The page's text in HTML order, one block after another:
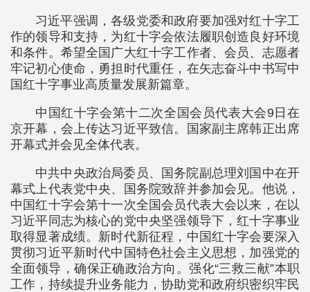
习近平强调，各级党委和政府要加强对红十字工
作的领导和支持，为红十字会依法履职创造良好环境
和条件。希望全国广大红十字工作者、会员、志愿者
牢记初心使命，勇担时代重任，在矢志奋斗中书写中
国红十字事业高质量发展新篇章。
中国红十字会第十二次全国会员代表大会9日在
京开幕，会上传达习近平致信。国家副主席韩正出席
开幕式并会见全体代表。
中共中央政治局委员、国务院副总理刘国中在开
幕式上代表党中央、国务院致辞并参加会见。他说，
中国红十字会第十一次全国会员代表大会以来，在以
习近平同志为核心的党中央坚强领导下，红十字事业
取得显著成绩。新时代新征程，中国红十字会要深入
贯彻习近平新时代中国特色社会主义思想，加强党的
全面领导，确保正确政治方向。强化“三救三献”本职
工作，持续提升业务能力，协助党和政府织密织牢民